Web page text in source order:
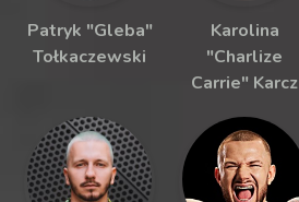
Patryk "Gleba"
Tołkaczewski
Karolina
"Charlize
Carrie" Karcz